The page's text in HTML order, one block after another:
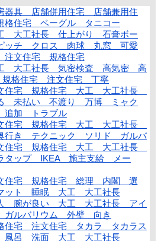
具 店舗併用住宅 店舗兼用住
住宅 ベーグル タニコー
大工社長 仕上がり 石膏ボー
ッチ クロス 肉球 丸窓 可愛
文住宅 規格住宅
大工社長 気密検査 高気密 高
格住宅 注文住宅 丁寧
住宅 規格住宅 大工 大工社長
未払い 不渡り 万博 ミャク
加 トラブル
住宅 規格住宅 大工 大工社長
き テクニック ソリド ガルバ
住宅 規格住宅 大工 大工社長
ップ IKEA 施主支給 メー
住宅 規格住宅 総理 内閣 選
ット 睡眠 大工 大工社長
腕が良い 大工 大工社長 アイ
ルバリウム 外壁 向き
住宅 注文住宅 タカラ タカラス
風呂 洗面 大工 大工社長